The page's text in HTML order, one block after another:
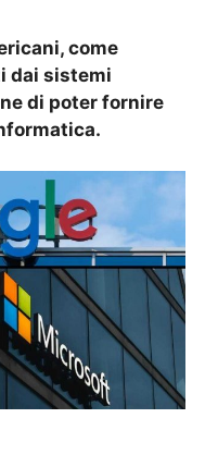
come
dai sistemi
di poter fornire